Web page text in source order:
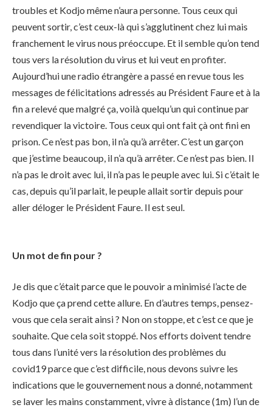
troubles et Kodjo même n’aura personne. Tous ceux qui
peuvent sortir, c’est ceux-là qui s’agglutinent chez lui mais
franchement le virus nous préoccupe. Et il semble qu’on tend
tous vers la résolution du virus et lui veut en profiter.
Aujourd’hui une radio étrangère a passé en revue tous les
messages de félicitations adressés au Président Faure et à la
fin a relevé que malgré ça, voilà quelqu’un qui continue par
revendiquer la victoire. Tous ceux qui ont fait çà ont fini en
prison. Ce n’est pas bon, il n’a qu’à arrêter. C’est un garçon
que j’estime beaucoup, il n’a qu’à arrêter. Ce n’est pas bien. Il
n’a pas le droit avec lui, il n’a pas le peuple avec lui. Si c’était le
cas, depuis qu’il parlait, le peuple allait sortir depuis pour
aller déloger le Président Faure. Il est seul.
Un mot de fin pour ?
Je dis que c’était parce que le pouvoir a minimisé l’acte de
Kodjo que ça prend cette allure. En d’autres temps, pensez-
vous que cela serait ainsi ? Non on stoppe, et c’est ce que je
souhaite. Que cela soit stoppé. Nos efforts doivent tendre
tous dans l’unité vers la résolution des problèmes du
covid19 parce que c’est difficile, nous devons suivre les
indications que le gouvernement nous a donné, notamment
se laver les mains constamment, vivre à distance (1m) l’un de